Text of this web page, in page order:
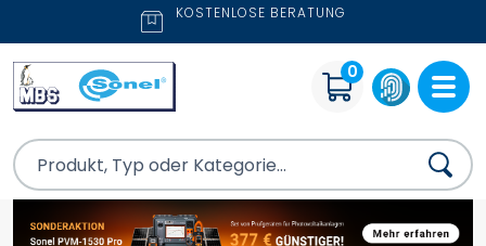
KOSTENLOSE BERATUNG
0